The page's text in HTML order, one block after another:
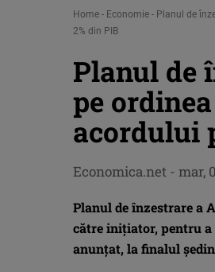
Home - Economie - Planul de
2% din PIB
Planul de
pe
acordului
Planul de înzestrare a
către iniţiator, pentru a
anunţat, la finalul
Economica.net - mar,